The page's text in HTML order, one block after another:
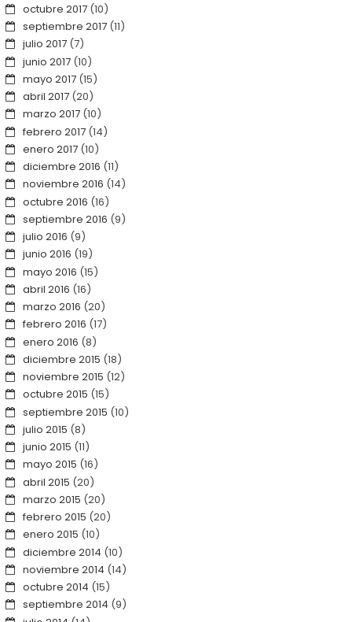
octubre 2017(10)
septiembre 2017(11)
julio 2017(7)
junio 2017(10)
mayo 2017(15)
abril 2017(20)
marzo 2017(10)
febrero 2017(14)
enero 2017(10)
diciembre 2016 (11)
noviembre 2016 (14)
octubre 2016 (16)
septiembre 2016 (9)
julio 2016 (9)
junio 2016 (19)
mayo 2016 (15)
abril 2016 (16)
marzo 2016 (20)
febrero 2016 (17)
enero 2016 (8)
diciembre 2015 (18)
noviembre 2015 (12)
octubre 2015 (15)
septiembre 2015 (10)
julio 2015 (8)
junio 2015 (11)
mayo 2015 (16)
abril 2015 (20)
marzo 2015 (20)
febrero 2015 (20)
enero 2015 (10)
diciembre 2014 (10)
noviembre 2014 (14)
octubre 2014 (15)
septiembre 2014 (9)